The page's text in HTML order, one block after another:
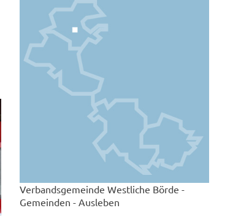
Verbandsgemeinde Westliche Börde -
Gemeinden - Ausleben